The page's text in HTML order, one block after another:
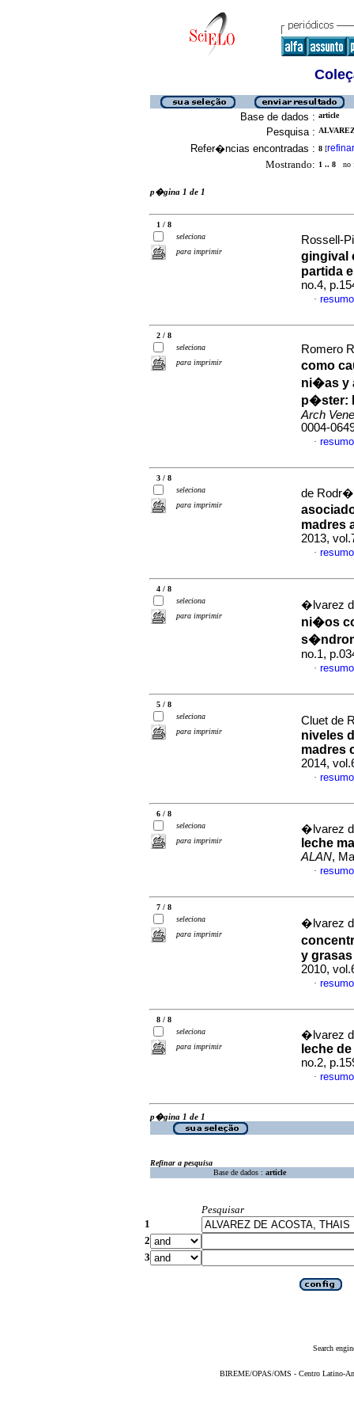
Base de dados : article
Pesquisa :
Refer�ncias encontradas : 8 [refinar
Mostrando: 1 .. 8 no
p�gina 1 de 1
1 / 8
seleciona
para imprimir
Rossell-
gingival
partida
no.4,
·
2 / 8
seleciona
para imprimir
Romero
como
ni�as y
p�ster:
Arch
0004-
·
3 / 8
seleciona
para imprimir
de
madres
2013,
·
4 / 8
seleciona
para imprimir
�lvarez
ni�os
no.1,
·
5 / 8
seleciona
para imprimir
Cluet de
niveles
madres
2014,
·
6 / 8
seleciona
para imprimir
�lvarez
leche
ALAN,
·
7 / 8
seleciona
para imprimir
�lvarez
y
2010,
·
8 / 8
seleciona
para imprimir
�lvarez
leche
no.2,
·
p�gina 1 de 1
Refinar a pesquisa
Base de dados : article
Pesquisar
1
2
3
Search
BIREME/OPAS/OMS - Centro Latino-